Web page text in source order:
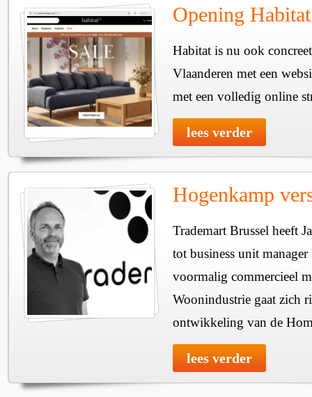
Opening
Habitat is nu ook
Vlaanderen met een
met een volledig online
lees verder
Hogenkamp
Trademart Brussel heeft
tot business unit
voormalig commercieel
Woonindustrie gaat zich
ontwikkeling van de
lees verder